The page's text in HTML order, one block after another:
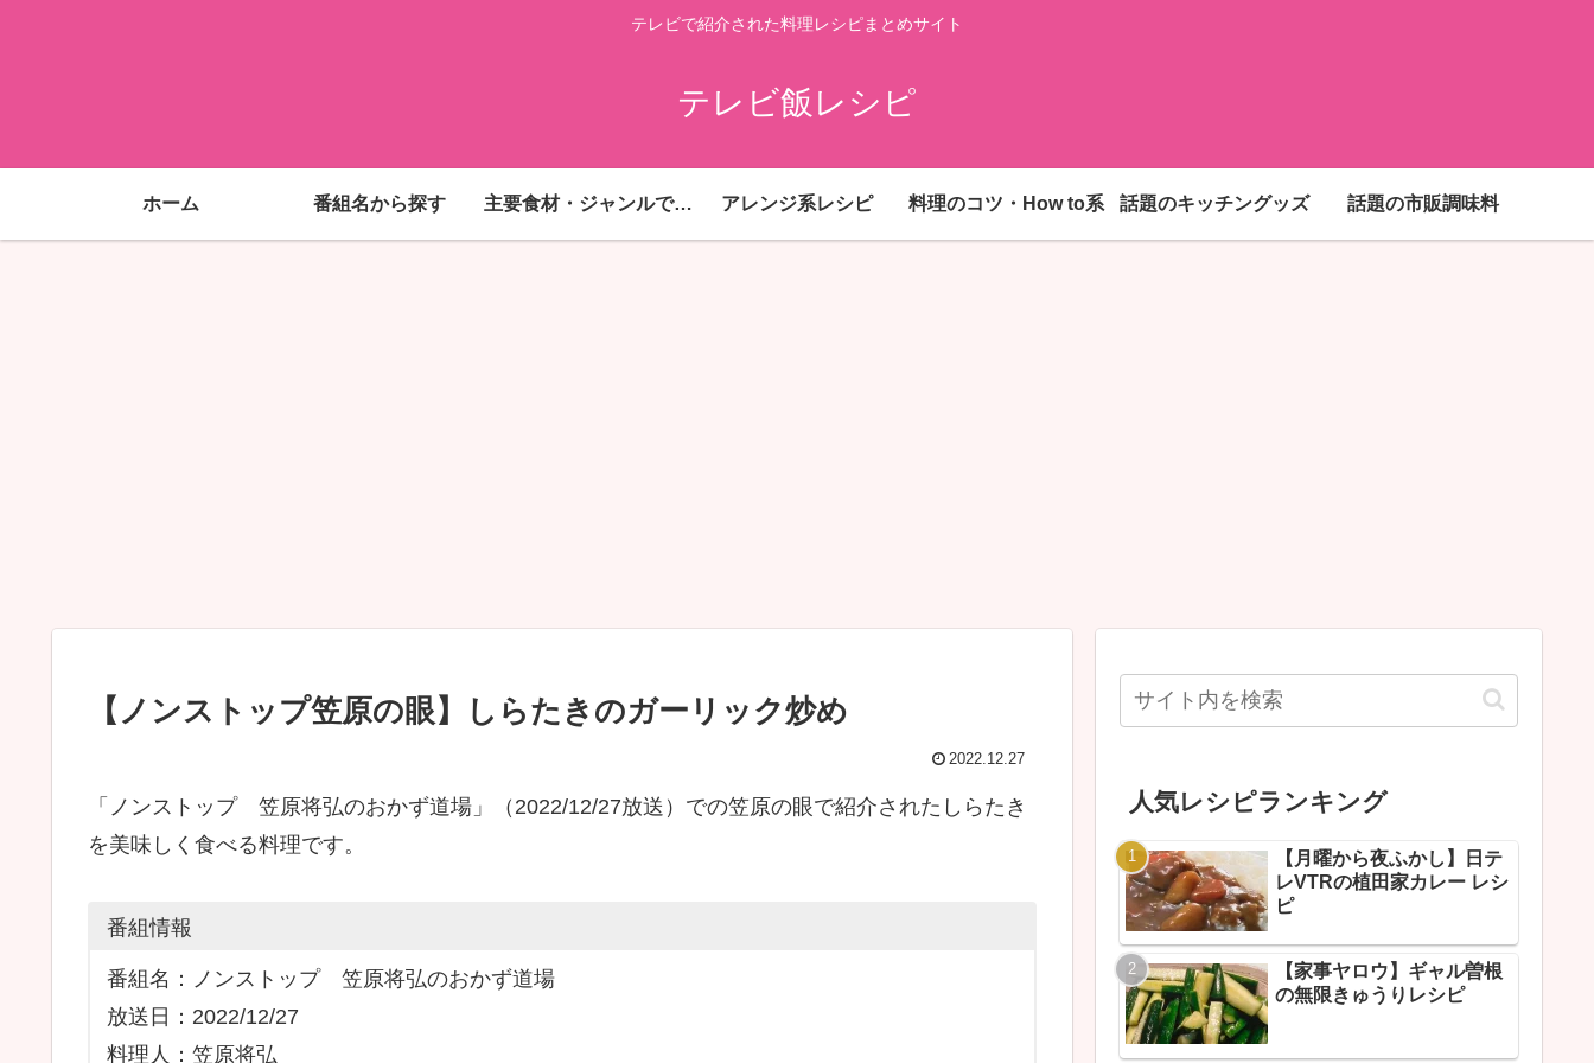
テレビで紹介された料理レシピまとめサイト
テレビ飯レシピ
ホーム 番組名から探す 主要食材・ジャンルで探す アレンジ系レシピ 料理のコツ・How to系 話題のキッチングッズ 話題の市販調味料
【ノンストップ笠原の眼】しらたきのガーリック炒め
2022.12.27
「ノンストップ 笠原将弘のおかず道場」（2022/12/27放送）での笠原の眼で紹介されたしらたき
を美味しく食べる料理です。
番組情報
番組名：ノンストップ 笠原将弘のおかず道場
放送日：2022/12/27
料理人：笠原将弘
人気レシピランキング
【月曜から夜ふかし】日テ
レVTRの植田家カレー レシ
ピ
【家事ヤロウ】ギャル曽根
の無限きゅうりレシピ